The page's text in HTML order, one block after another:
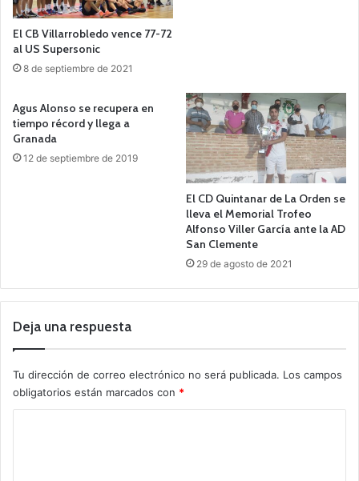
El CB Villarrobledo vence 77-72
al US Supersonic
8 de septiembre de 2021
Agus Alonso se recupera en
tiempo récord y llega a
Granada
12 de septiembre de 2019
El CD Quintanar de La Orden se
lleva el Memorial Trofeo
Alfonso Viller García ante la AD
San Clemente
29 de agosto de 2021
Deja una respuesta
Tu dirección de correo electrónico no será publicada. Los campos
obligatorios están marcados con *